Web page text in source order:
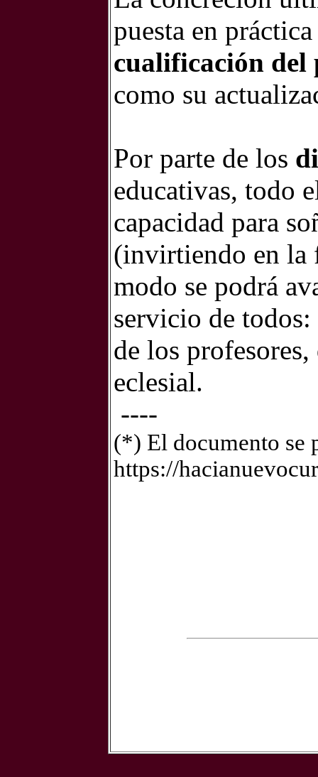
puesta en
cualificación del
como su
Por parte de los
educativas, todo
capacidad para
(invirtiendo en la
modo se podrá
servicio de
de los
eclesial.
----
(*) El documento se
https://